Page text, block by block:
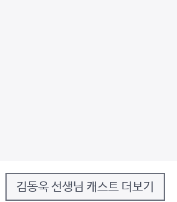
김동욱 선생님 캐스트 더보기